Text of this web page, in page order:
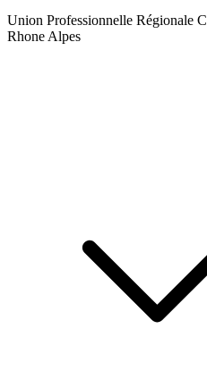
Union Professionnelle Régionale
Rhone Alpes